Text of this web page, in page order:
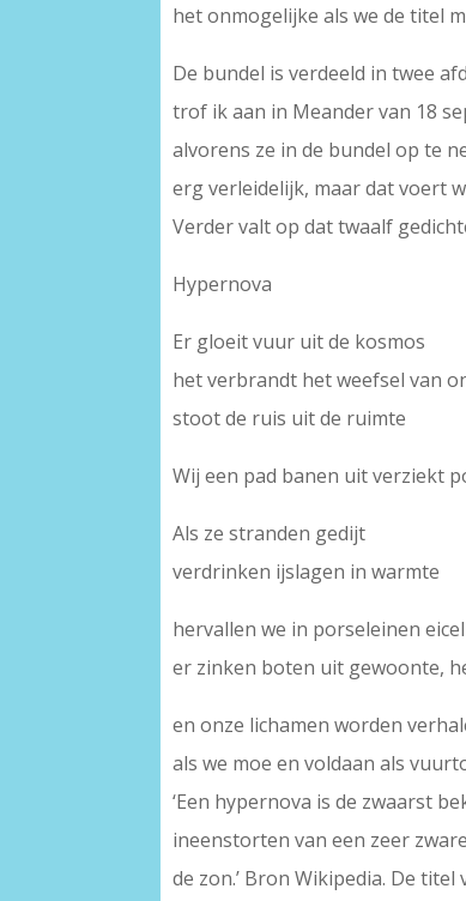
het onmogelijke als we de titel
De bundel is verdeeld in twee
trof ik aan in Meander van 18
alvorens ze in de bundel op te
erg verleidelijk, maar dat voert
Verder valt op dat twaalf
Hypernova
Er gloeit vuur uit de kosmos
het verbrandt het weefsel van
stoot de ruis uit de ruimte
Wij een pad banen uit verziekt
Als ze stranden gedijt
verdrinken ijslagen in warmte
hervallen we in porseleinen
er zinken boten uit gewoonte,
en onze lichamen worden
als we moe en voldaan als
‘Een hypernova is de zwaarst
ineenstorten van een zeer
de zon.’ Bron Wikipedia. De